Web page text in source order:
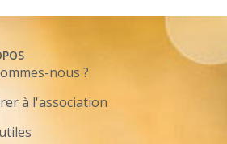
nous ?
à l'association